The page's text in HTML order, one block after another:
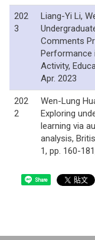
202
3
Liang-Yi Li,
Comments
Performance
Activity,
Apr. 2023
202
2
Wen-Lung
Exploring
learning via
analysis,
1, pp. 160-
Share